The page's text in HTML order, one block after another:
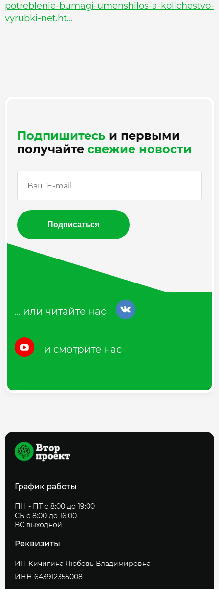
potreblenie-bumagi-umenshilos-a-kolichestvo-
vyrubki-net.ht...
Подпишитесь и первыми
получайте свежие новости
Подписаться
... или читайте нас
и смотрите нас
График работы
ПН - ПТ с 8:00 до 19:00
СБ с 8:00 до 16:00
ВС выходной
Реквизиты
ИП Кичигина Любовь Владимировна
ИНН 643912355008